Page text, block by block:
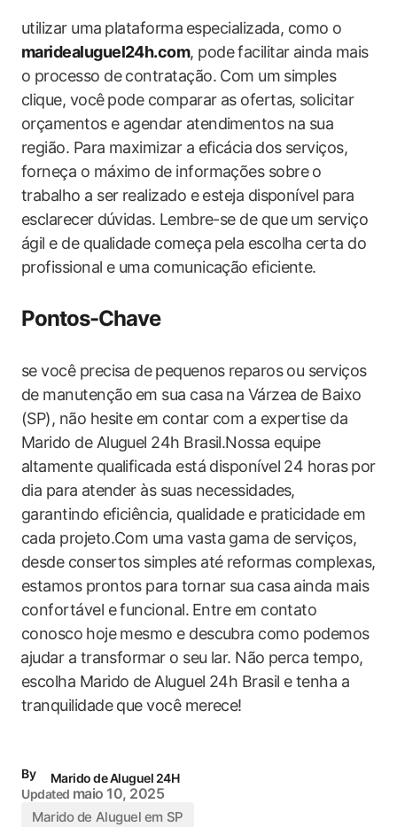
utilizar uma ⁣plataforma⁣ especializada, como​ o⁢
maridealuguel24h.com, pode facilitar ainda mais
o processo de contratação. Com um ⁣simples
clique, você⁣ pode‌ comparar as‍ ofertas, ⁤solicitar
‍orçamentos e agendar atendimentos na sua
região. Para maximizar a eficácia⁤ dos serviços,⁣
forneça o ‌máximo‍ de informações sobre o
trabalho a ser realizado e esteja disponível para
esclarecer⁤ dúvidas. ‍Lembre-se de que um serviço
ágil e de qualidade começa pela escolha certa do
‌profissional e uma comunicação eficiente.
Pontos-Chave
se você precisa de ⁣pequenos⁢ reparos ou serviços
de manutenção ⁣em sua casa ‍na Várzea de Baixo
(SP), não ‍hesite em⁢ contar com a expertise da
Marido de Aluguel 24h Brasil.Nossa equipe
altamente qualificada está disponível 24 horas⁤ por
dia para⁢ atender às suas necessidades,
garantindo ⁣eficiência, qualidade e praticidade ​em
cada projeto.Com uma vasta gama de serviços,
desde consertos simples‌ até reformas complexas,
estamos ‌prontos para tornar sua⁢ casa ainda mais
confortável e funcional. ⁤Entre em contato⁢
conosco⁣ hoje mesmo e descubra como podemos
⁤ajudar a transformar o seu lar. Não perca tempo,
escolha Marido de Aluguel 24h Brasil e tenha a
tranquilidade que você merece!
By
Marido de Aluguel 24H
Updated maio 10, 2025
Marido de Aluguel em SP